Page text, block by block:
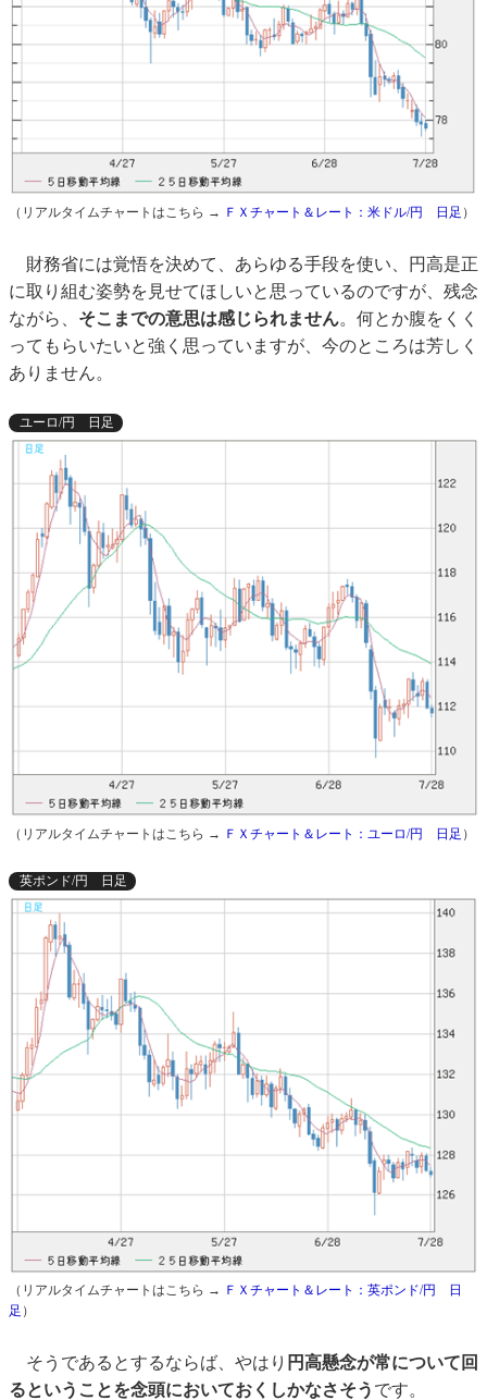
（リアルタイムチャートはこちら → ＦＸチャート＆レート：米ドル/円 日足 ）
財務省には覚悟を決めて、あらゆる手段を使い、円高是正
に取り組む姿勢を見せてほしいと思っているのですが、残念
ながら、 そこまでの意思は感じられません。何とか腹をくく
ってもらいたいと強く思っていますが、今のところは芳しく
ありません。
ユーロ/円 日足
（リアルタイムチャートはこちら → ＦＸチャート＆レート：ユーロ/円 日足 ）
英ポンド/円 日足
（リアルタイムチャートはこちら → ＦＸチャート＆レート：英ポンド/円 日
足 ）
そうであるとするならば、やはり 円高懸念が常について回
るということを念頭においておくしかなさそう です。